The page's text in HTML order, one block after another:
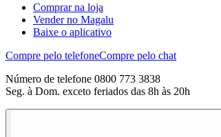
Comprar na loja
Vender no Magalu
Baixe o aplicativo
Compre pelo telefoneCompre pelo chat
Número de telefone 0800 773 3838
Seg. à Dom. exceto feriados das 8h às 20h